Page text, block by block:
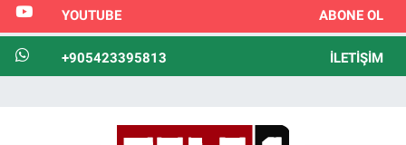
YOUTUBE ABONE OL
+905423395813 İLETIŞIM